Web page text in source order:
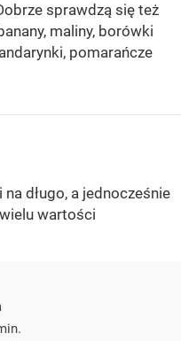
sprawdzą się też
maliny, borówki
pomarańcze
długo, a jednocześnie
wartości